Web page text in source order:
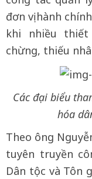
đơn vị hành
khi nhiều
chừng, thiếu
Các đại biểu
hóa
Theo ông
tuyên truyền
Dân tộc và Tôn